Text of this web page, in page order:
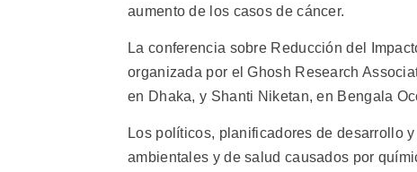
aumento de los casos de cáncer.
La conferencia sobre Reducción del
organizada por el Ghosh Research
en Dhaka, y Shanti Niketan, en Bengala
Los políticos, planificadores de desarrollo
ambientales y de salud causados por